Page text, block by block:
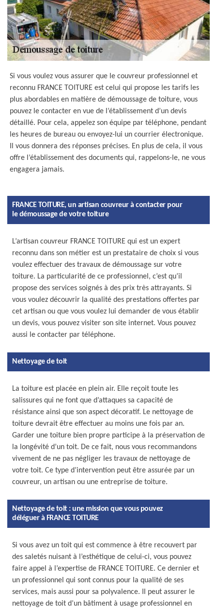
Si vous voulez vous assurer que le couvreur professionnel et
reconnu FRANCE TOITURE est celui qui propose les tarifs les
plus abordables en matière de démoussage de toiture, vous
pouvez le contacter en vue de l’établissement d’un devis
détaillé. Pour cela, appelez son équipe par téléphone, pendant
les heures de bureau ou envoyez-lui un courrier électronique.
Il vous donnera des réponses précises. En plus de cela, il vous
offre l’établissement des documents qui, rappelons-le, ne vous
engagera jamais.
FRANCE TOITURE, un artisan couvreur à contacter pour
le démoussage de votre toiture
L’artisan couvreur FRANCE TOITURE qui est un expert
reconnu dans son métier est un prestataire de choix si vous
voulez effectuer des travaux de démoussage sur votre
toiture. La particularité de ce professionnel, c’est qu’il
propose des services soignés à des prix très attrayants. Si
vous voulez découvrir la qualité des prestations offertes par
cet artisan ou que vous voulez lui demander de vous établir
un devis, vous pouvez visiter son site internet. Vous pouvez
aussi le contacter par téléphone.
Nettoyage de toit
La toiture est placée en plein air. Elle reçoit toute les
salissures qui ne font que d’attaques sa capacité de
résistance ainsi que son aspect décoratif. Le nettoyage de
toiture devrait être effectuer au moins une fois par an.
Garder une toiture bien propre participe à la préservation de
la longévité d’un toit. De ce fait, nous vous recommandons
vivement de ne pas négliger les travaux de nettoyage de
votre toit. Ce type d’intervention peut être assurée par un
couvreur, un artisan ou une entreprise de toiture.
Nettoyage de toit : une mission que vous pouvez
déléguer à FRANCE TOITURE
Si vous avez un toit qui est commence à être recouvert par
des saletés nuisant à l’esthétique de celui-ci, vous pouvez
faire appel à l’expertise de FRANCE TOITURE. Ce dernier et
un professionnel qui sont connus pour la qualité de ses
services, mais aussi pour sa polyvalence. Il peut assurer le
nettoyage de toit d’un bâtiment à usage professionnel en